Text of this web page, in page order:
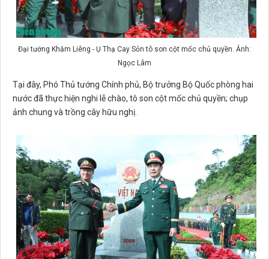
Đại tướng Khăm Liêng - Ụ Thạ Cay Sỏn tô son cột mốc chủ quyền. Ảnh:
Ngọc Lâm
Tại đây, Phó Thủ tướng Chính phủ, Bộ trưởng Bộ Quốc phòng hai
nước đã thực hiện nghi lễ chào, tô son cột mốc chủ quyền; chụp
ảnh chung và trồng cây hữu nghị.